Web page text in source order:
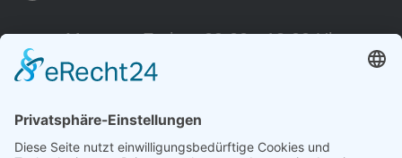
Montag - Freitag 09:00 - 18:00 Uhr
Samstag